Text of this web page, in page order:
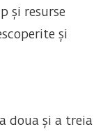
și resurse
și
doua și a treia